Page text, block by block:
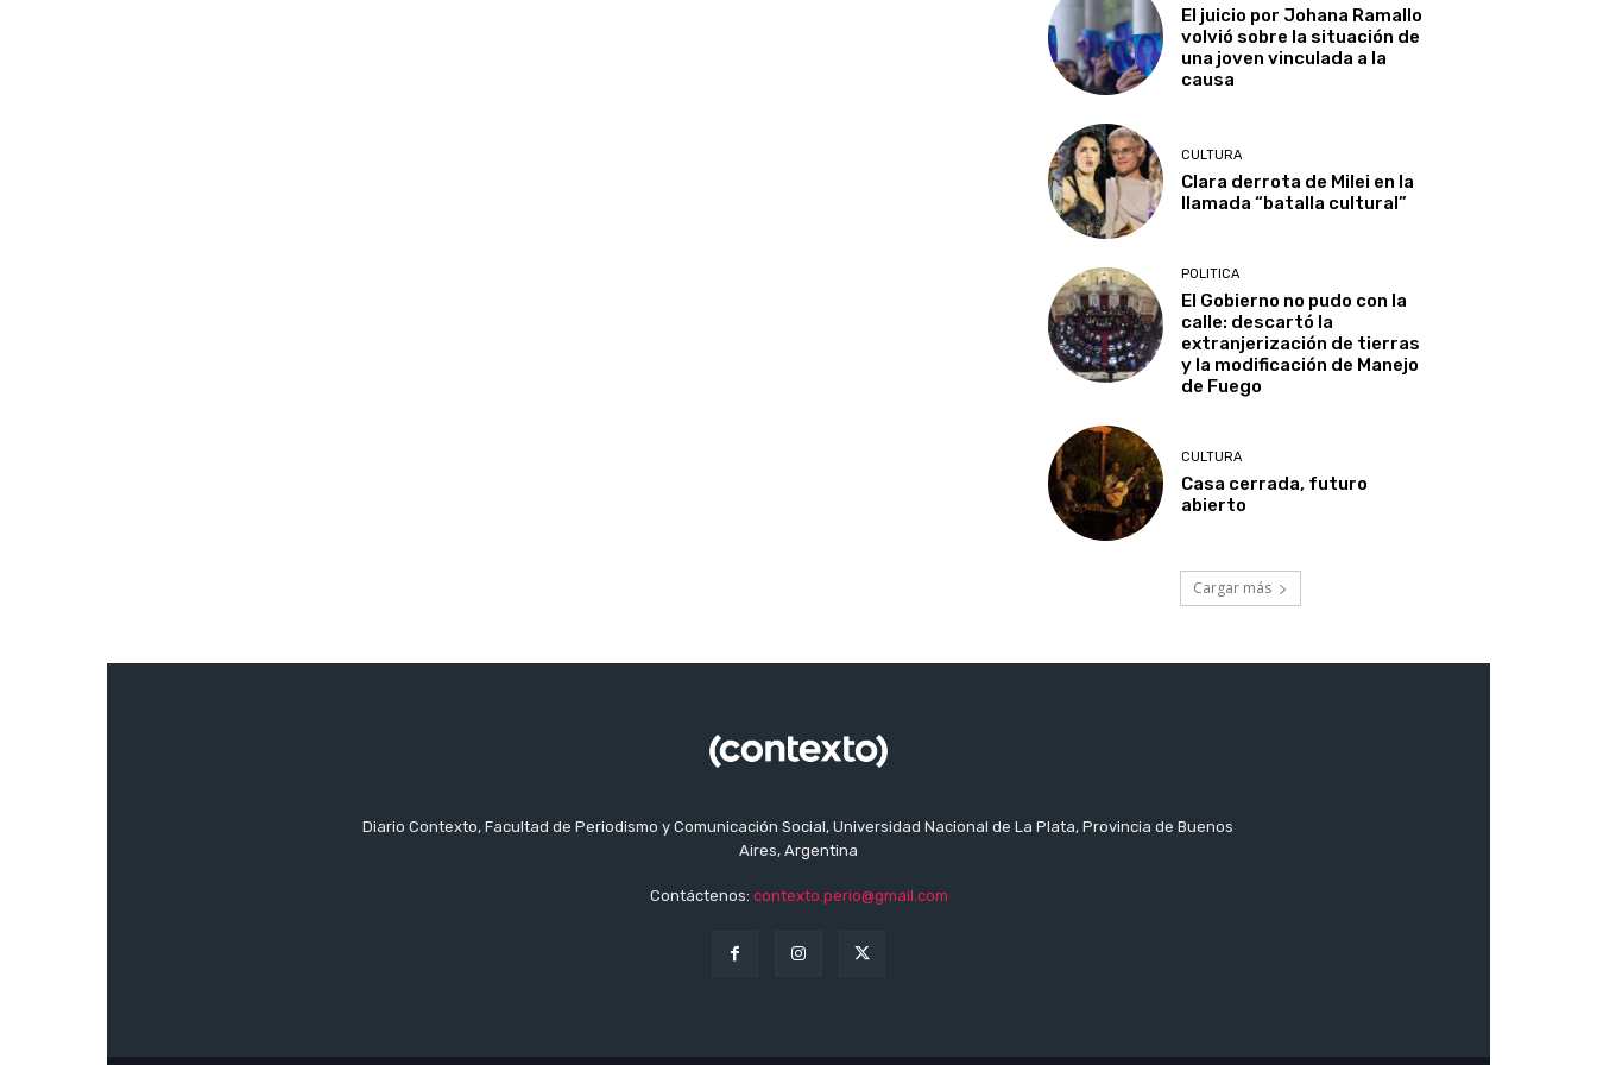
El juicio por Johana Ramallo
volvió sobre la situación de
una joven vinculada a la
causa
CULTURA
Clara derrota de Milei en la
llamada “batalla cultural”
POLITICA
El Gobierno no pudo con la
calle: descartó la
extranjerización de tierras
y la modificación de Manejo
de Fuego
CULTURA
Casa cerrada, futuro
abierto
Cargar más
Diario Contexto, Facultad de Periodismo y Comunicación Social, Universidad Nacional de La Plata, Provincia de Buenos
Aires, Argentina
Contáctenos: contexto.perio@gmail.com